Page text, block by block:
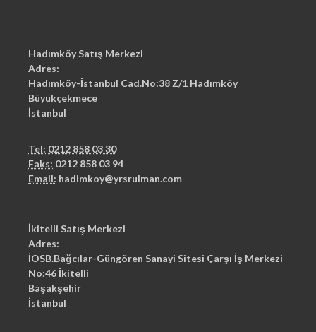
Hadımköy Satış Merkezi
Adres:
Hadımköy-İstanbul Cad.No:38 Z/1 Hadımköy
Büyükçekmece
İstanbul
Tel: 0212 858 03 30
Faks: 0212 858 03 94
Email: hadimkoy@yrsrulman.com
İkitelli Satış Merkezi
Adres:
İOSB.Bağcılar-Güngören Sanayi Sitesi Çarşı İş Merkezi
No:46 İkitelli
Başakşehir
İstanbul